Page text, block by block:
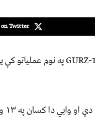
on Twitter
۱۳ ولایتونو کې نیول شوي دي.